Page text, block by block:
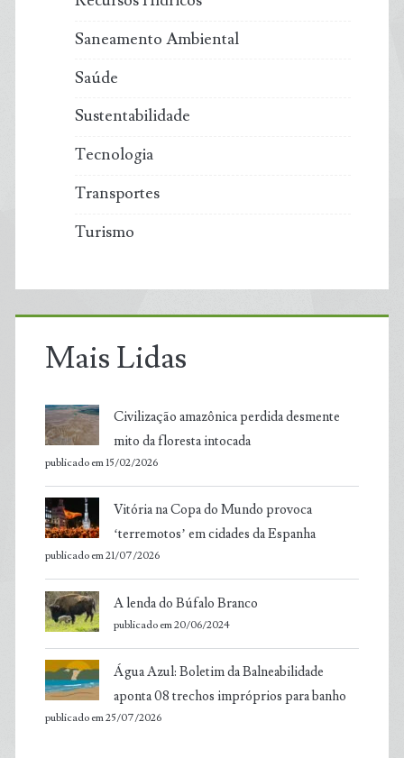
Saneamento Ambiental
Saúde
Sustentabilidade
Tecnologia
Transportes
Turismo
Mais Lidas
Civilização amazônica perdida desmente
mito da floresta intocada
publicado em 15/02/2026
Vitória na Copa do Mundo provoca
‘terremotos’ em cidades da Espanha
publicado em 21/07/2026
A lenda do Búfalo Branco
publicado em 20/06/2024
Água Azul: Boletim da Balneabilidade
aponta 08 trechos impróprios para banho
publicado em 25/07/2026